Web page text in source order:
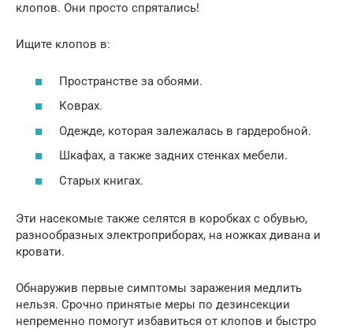
клопов. Они просто спрятались!
Ищите клопов в:
Пространстве за обоями.
Коврах.
Одежде, которая залежалась в гардеробной.
Шкафах, а также задних стенках мебели.
Старых книгах.
Эти насекомые также селятся в коробках с обувью,
разнообразных электроприборах, на ножках дивана и
кровати.
Обнаружив первые симптомы заражения медлить
нельзя. Срочно принятые меры по дезинсекции
непременно помогут избавиться от клопов и быстро